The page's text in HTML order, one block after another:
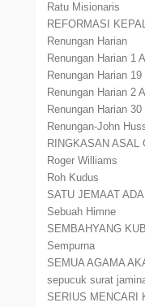
Ratu Misionaris
REFORMASI
Renungan Harian
Renungan Harian 1
Renungan Harian
Renungan Harian 2
Renungan Harian
Renungan-John
RINGKASAN ASAL
Roger Williams
Roh Kudus
SATU JEMAAT
Sebuah Himne
SEMBAHYANG
Sempurna
SEMUA AGAMA
sepucuk surat
SERIUS MENCARI